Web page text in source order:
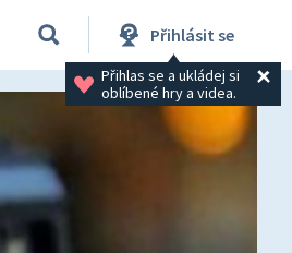
Přihlásit se
Přihlas se a ukládej si
oblíbené hry a videa.